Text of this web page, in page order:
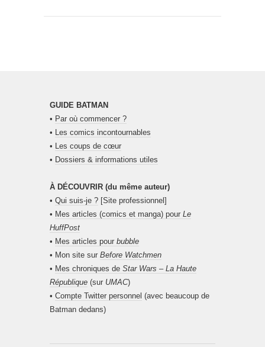
GUIDE BATMAN
• Par où commencer ?
• Les comics incontournables
• Les coups de cœur
• Dossiers & informations utiles
À DÉCOUVRIR (du même auteur)
• Qui suis-je ? [Site professionnel]
• Mes articles (comics et manga) pour Le
HuffPost
• Mes articles pour bubble
• Mon site sur Before Watchmen
• Mes chroniques de Star Wars – La Haute
République (sur UMAC)
• Compte Twitter personnel (avec beaucoup de
Batman dedans)